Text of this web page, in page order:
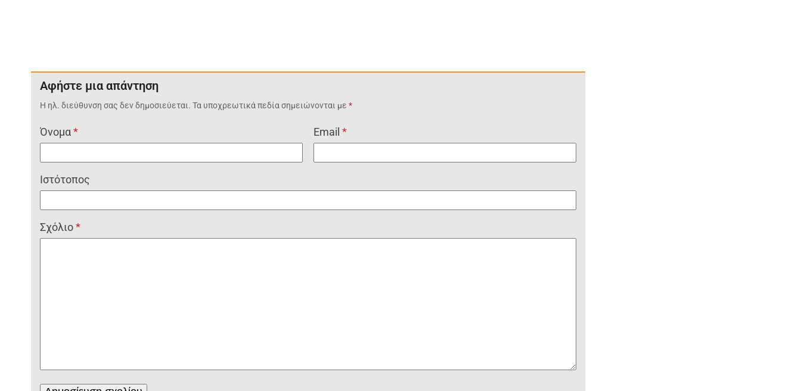
Αφήστε μια απάντηση
Η ηλ. διεύθυνση σας δεν δημοσιεύεται. Τα υποχρεωτικά πεδία σημειώνονται με*
Όνομα* Email*
Ιστότοπος
Σχόλιο*